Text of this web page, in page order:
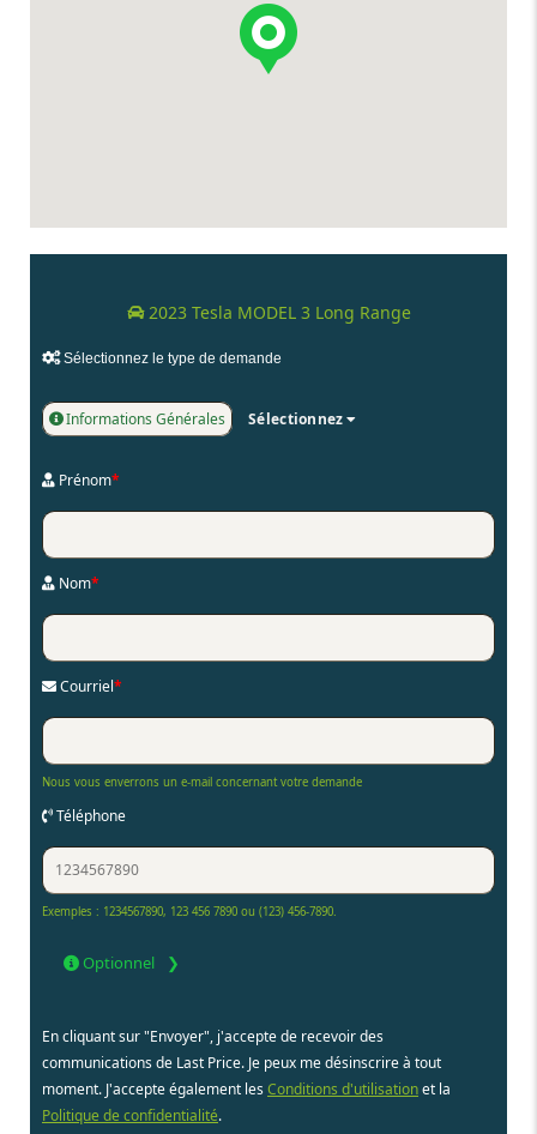
2023 Tesla MODEL 3 Long Range
Sélectionnez le type de demande
Informations Générales Sélectionnez
Prénom*
Nom*
Courriel*
Nous vous enverrons un e-mail concernant votre demande
Téléphone
Exemples : 1234567890, 123 456 7890 ou (123) 456-7890.
Optionnel
En cliquant sur "Envoyer", j'accepte de recevoir des
communications de Last Price. Je peux me désinscrire à tout
moment. J'accepte également les Conditions d'utilisationet la
Politique de confidentialité.